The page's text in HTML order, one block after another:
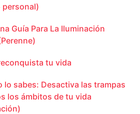
personal)
Guía Para La Iluminación
tu vida
lo sabes: Desactiva las trampas
los ámbitos de tu vida